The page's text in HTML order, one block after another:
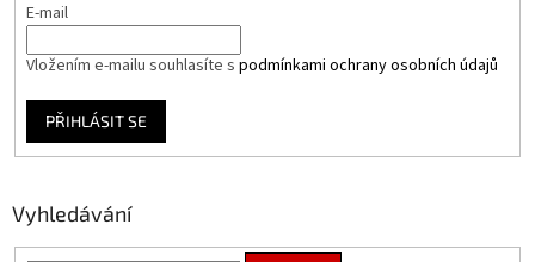
E-mail
Vložením e-mailu souhlasíte s podmínkami ochrany osobních údajů
PŘIHLÁSIT SE
Vyhledávání